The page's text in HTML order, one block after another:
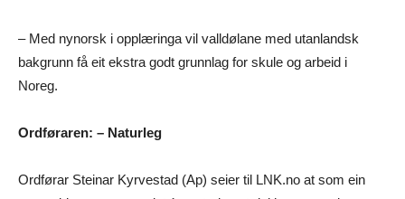
– Med nynorsk i opplæringa vil valldølane med utanlandsk
bakgrunn få eit ekstra godt grunnlag for skule og arbeid i
Noreg.
Ordføraren: – Naturleg
Ordførar Steinar Kyrvestad (Ap) seier til LNK.no at som ein